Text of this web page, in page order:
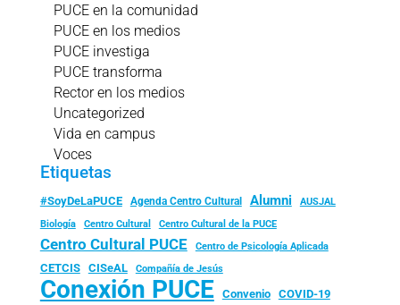
PUCE en la comunidad
PUCE en los medios
PUCE investiga
PUCE transforma
Rector en los medios
Uncategorized
Vida en campus
Voces
Etiquetas
#SoyDeLaPUCE Agenda Centro Cultural Alumni
AUSJAL
Biología
Centro Cultural Centro Cultural de la PUCE
Centro Cultural PUCE Centro de Psicología Aplicada
CETCIS CISeAL Compañía de Jesús
Conexión PUCE Convenio
COVID-19